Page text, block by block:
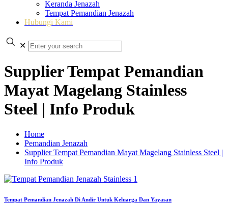
Keranda Jenazah
Tempat Pemandian Jenazah
Hubungi Kami
✕
Supplier Tempat Pemandian
Mayat Magelang Stainless
Steel | Info Produk
Home
Pemandian Jenazah
Supplier Tempat Pemandian Mayat Magelang Stainless Steel |
Info Produk
Tempat Pemandian Jenazah Di Andir Untuk Keluarga Dan Yayasan